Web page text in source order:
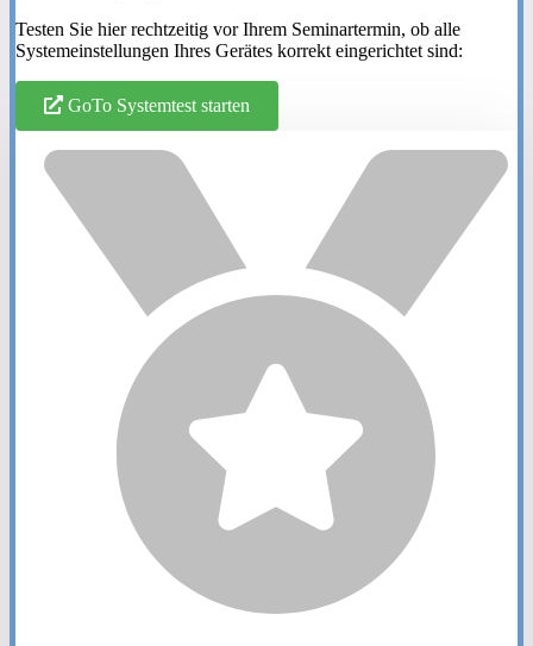
Testen Sie hier rechtzeitig vor Ihrem Seminartermin, ob alle
Systemeinstellungen Ihres Gerätes korrekt eingerichtet sind:
GoTo Systemtest starten